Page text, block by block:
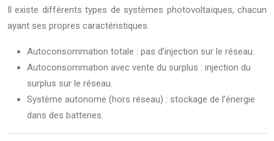
Il existe différents types de systèmes photovoltaïques, chacun
ayant ses propres caractéristiques.
Autoconsommation totale : pas d’injection sur le réseau.
Autoconsommation avec vente du surplus : injection du
surplus sur le réseau.
Système autonome (hors réseau) : stockage de l’énergie
dans des batteries.